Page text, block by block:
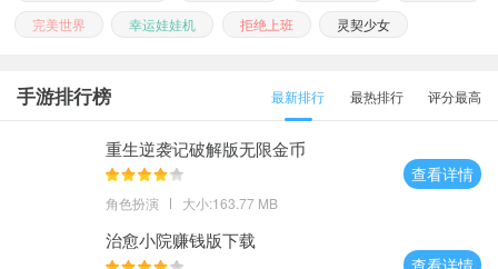
完美世界
幸运娃娃机 拒绝上班 灵契少女
手游排行榜 最新排行 最热排行 评分最高
重生逆袭记破解版无限金币
角色扮演 大小:163.77 MB
查看详情
治愈小院赚钱版下载